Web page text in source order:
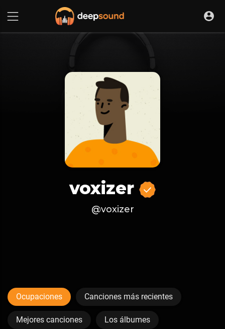
voxizer
@voxizer
Ocupaciones Canciones más recientes
Mejores canciones Los álbumes